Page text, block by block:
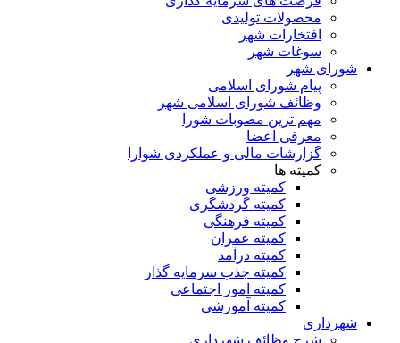
محصولات تولیدی
افتخارات شهر
سوغات شهر
شورای شهر
پیام شورای اسلامی
وظائف شورای اسلامی شهر
مهم ترین مصوبات شورا
معرفی اعضا
گزارشات مالی و عملکردی شوارا
کمیته ها
کمیته ورزشی
کمیته گردشگری
کمیته فرهنگی
کمیته عمران
کمیته درآمد
کمیته جذب سرمایه گذار
کمیته امور اجتماعی
کمیته آموزشی
شهرداری